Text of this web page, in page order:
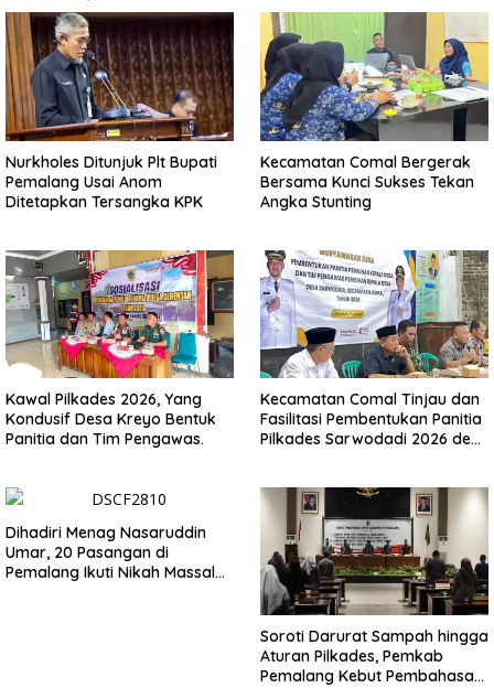
Nurkholes Ditunjuk Plt Bupati
Pemalang Usai Anom
Ditetapkan Tersangka KPK
Kecamatan Comal Bergerak
Bersama Kunci Sukses Tekan
Angka Stunting
Kawal Pilkades 2026, Yang
Kondusif Desa Kreyo Bentuk
Panitia dan Tim Pengawas.
Kecamatan Comal Tinjau dan
Fasilitasi Pembentukan Panitia
Pilkades Sarwodadi 2026 demi
Dihadiri Menag Nasaruddin
Umar, 20 Pasangan di
Pemalang Ikuti Nikah Massal
Soroti Darurat Sampah hingga
Aturan Pilkades, Pemkab
Pemalang Kebut Pembahasan